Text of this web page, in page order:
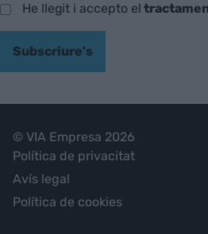
He llegit i accepto el
Subscriure's
© VIA Empresa 2026
Política de privacitat
Avís legal
Política de cookies